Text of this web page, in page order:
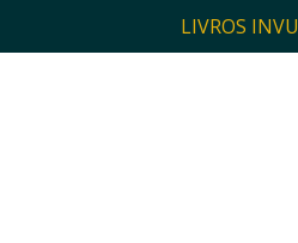
LIVROS